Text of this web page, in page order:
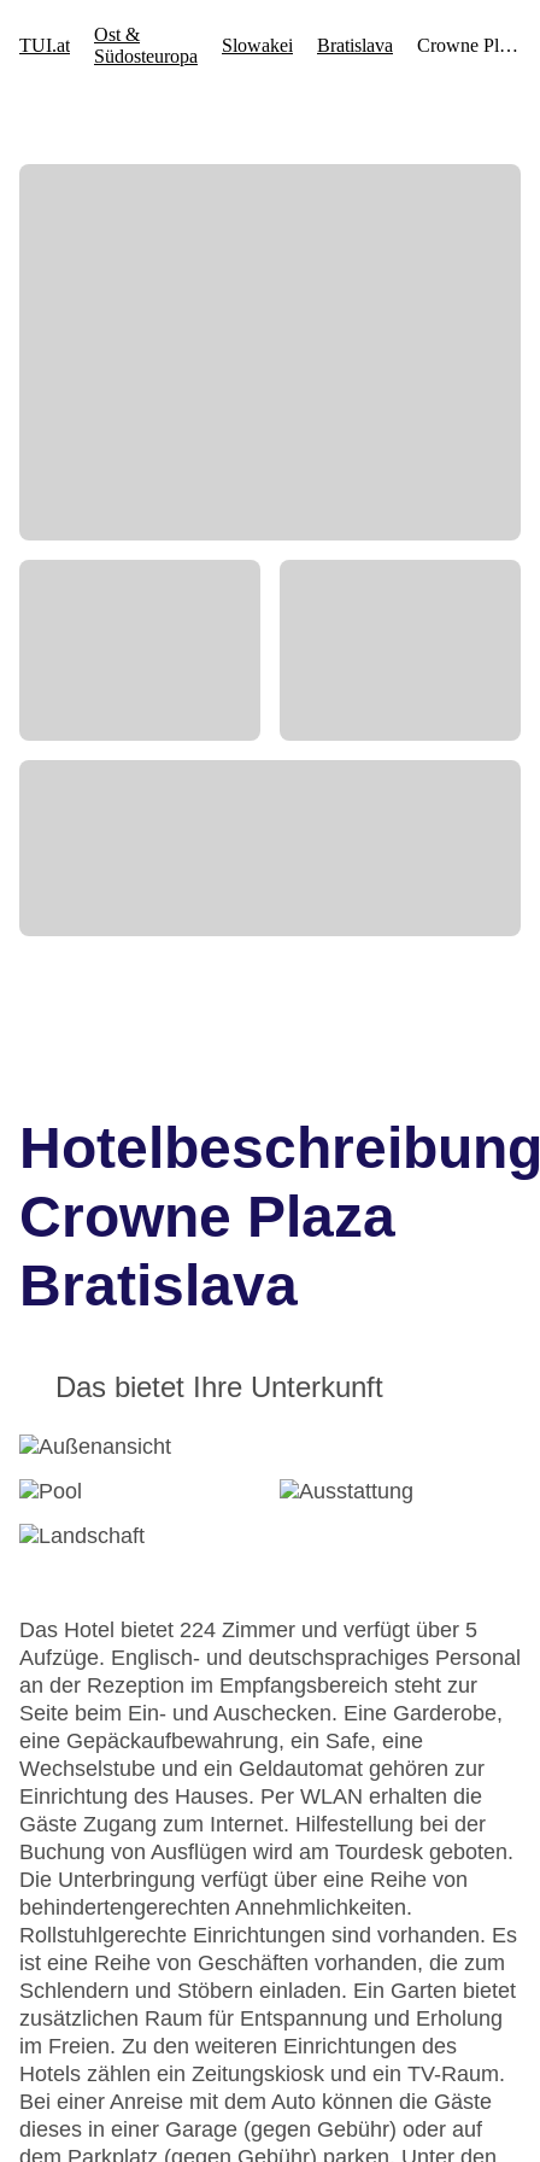
Crowne Plaza
Bratislava
Das bietet Ihre Unterkunft
Das Hotel bietet 224 Zimmer und verfügt über 5
Aufzüge. Englisch- und deutschsprachiges Personal
an der Rezeption im Empfangsbereich steht zur
Seite beim Ein- und Auschecken. Eine Garderobe,
eine Gepäckaufbewahrung, ein Safe, eine
Wechselstube und ein Geldautomat gehören zur
Einrichtung des Hauses. Per WLAN erhalten die
Gäste Zugang zum Internet. Hilfestellung bei der
Buchung von Ausflügen wird am Tourdesk geboten.
Die Unterbringung verfügt über eine Reihe von
behindertengerechten Annehmlichkeiten.
Rollstuhlgerechte Einrichtungen sind vorhanden. Es
ist eine Reihe von Geschäften vorhanden, die zum
Schlendern und Stöbern einladen. Ein Garten bietet
zusätzlichen Raum für Entspannung und Erholung
im Freien. Zu den weiteren Einrichtungen des
Hotels zählen ein Zeitungskiosk und ein TV-Raum.
Bei einer Anreise mit dem Auto können die Gäste
dieses in einer Garage (gegen Gebühr) oder auf